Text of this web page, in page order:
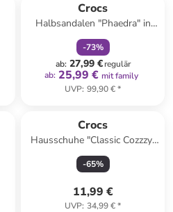
Crocs
Halbsandalen "Phaedra" in
Gelb
-73%
ab: 27,99 €regulär
ab: 25,99 € mit family
UVP: 99,90 €*
Crocs
Hausschuhe "Classic Cozzzy"
in Beige
-65%
11,99 €
UVP: 34,99 €*